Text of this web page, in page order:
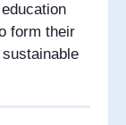
form their